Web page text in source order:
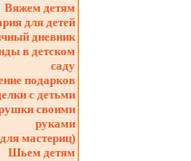
Вяжем детям
для детей
дневник
в детском
саду
подарков
с детьми
своими
руками
мастериц)
Шьем детям